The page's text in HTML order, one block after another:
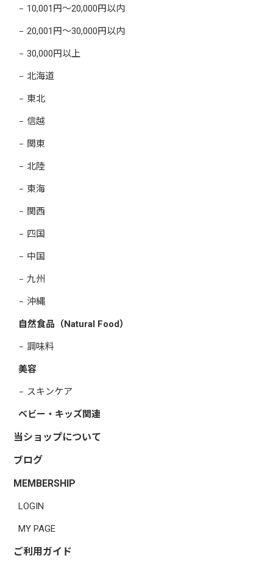
10,001円～20,000円以内
20,001円～30,000円以内
30,000円以上
北海道
東北
信越
関東
北陸
東海
関西
四国
中国
九州
沖縄
自然食品（Natural Food）
調味料
美容
スキンケア
ベビー・キッズ関連
当ショップについて
ブログ
MEMBERSHIP
LOGIN
MY PAGE
ご利用ガイド